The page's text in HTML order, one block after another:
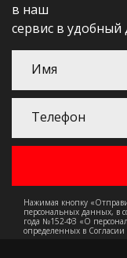
в наш
сервис в удобный
Нажимая кнопку
персональных данных, в
года №152-ФЗ «О
определенных в